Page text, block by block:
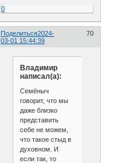
0
Поделиться 70
2024-
03-01 15:44:39
Владимир
написал(а):
Семёныч
говорит, что мы
даже близко
представить
себе не можем,
что такое стыд в
духовном. И
если так, то